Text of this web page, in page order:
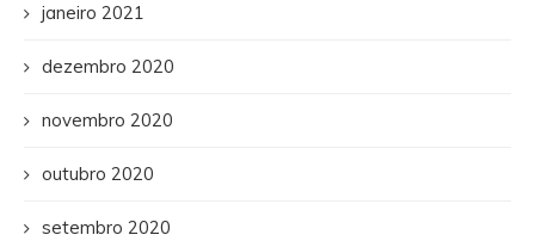
janeiro 2021
dezembro 2020
novembro 2020
outubro 2020
setembro 2020